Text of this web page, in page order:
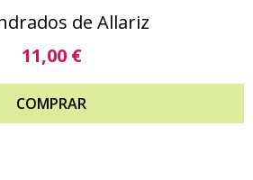
de Allariz
11,00 €
COMPRAR